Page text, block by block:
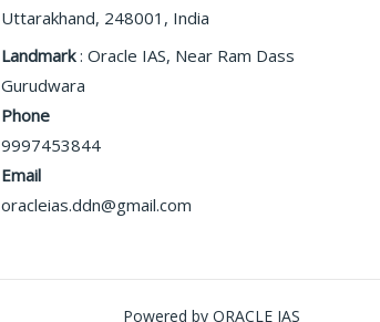
Uttarakhand, 248001, India
Landmark: Oracle IAS, Near Ram Dass
Gurudwara
Phone
9997453844
Email
oracleias.ddn@gmail.com
Powered by ORACLE IAS